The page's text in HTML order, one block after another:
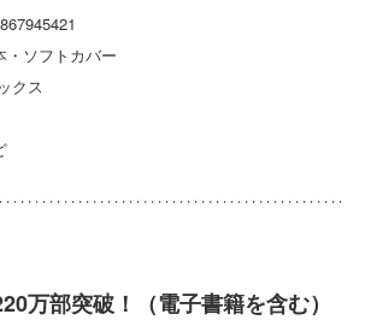
フトカバー
クス
万部突破！（電子書籍を含む）